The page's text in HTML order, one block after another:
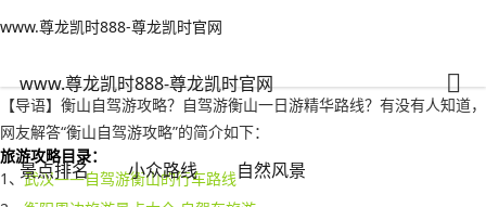
www.尊龙凯时888-尊龙凯时官网
www.尊龙凯时888-尊龙凯时官网
景点排名 小众路线 自然风景
www.尊龙凯时888-尊龙凯时官网
衡山自驾游攻略？自驾游衡山一日游精华路线-www.尊龙凯时888
【导语】衡山自驾游攻略？自驾游衡山一日游精华路线？有没有人知道，
网友解答“衡山自驾游攻略”的简介如下：
旅游攻略目录：
1、武汉——自驾游衡山的行车路线